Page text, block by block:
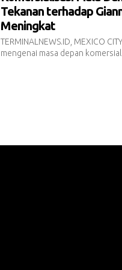
Tekanan terhadap
Meningkat
TERMINALNEWS.ID, MEXICO
mengenai masa depan komersial